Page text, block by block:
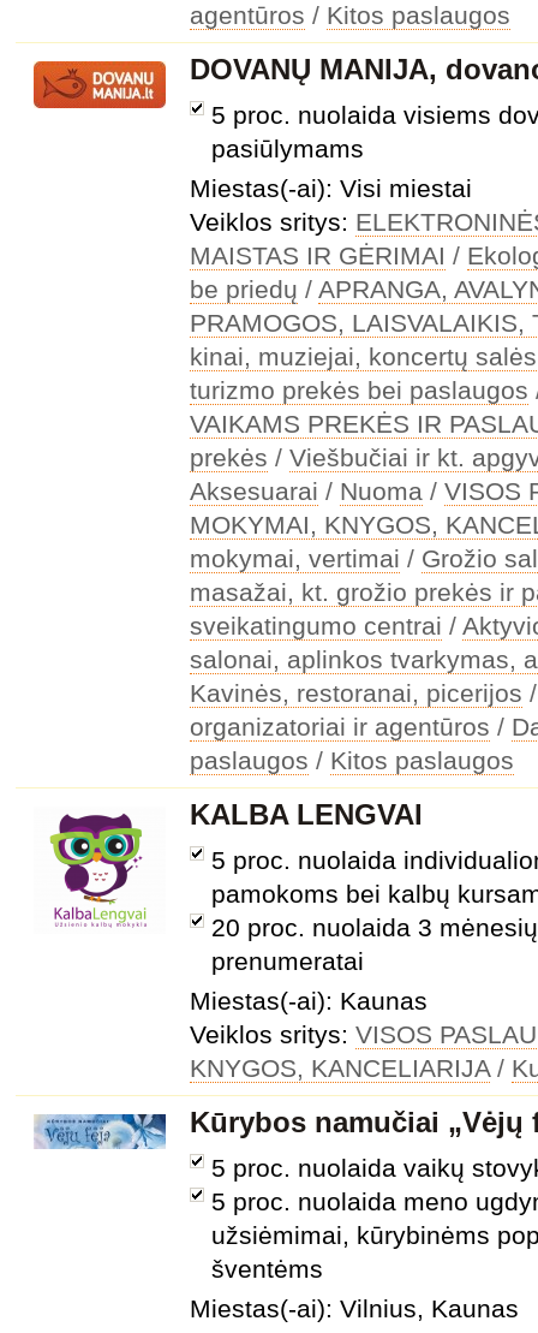
agentūros / Kitos paslaugos
DOVANŲ MANIJA,
5 proc. nuolaida visiems
pasiūlymams
Miestas(-ai): Visi miestai
Veiklos sritys:
MAISTAS IR GĖRIMAI /
be priedų / APRANGA,
PRAMOGOS, LAISVALAIKIS,
kinai, muziejai, koncertų salės
turizmo prekės bei paslaugos
VAIKAMS PREKĖS IR
prekės / Viešbučiai ir kt.
Aksesuarai / Nuoma / VISOS
MOKYMAI, KNYGOS,
mokymai, vertimai / Grožio
masažai, kt. grožio prekės ir
sveikatingumo centrai /
salonai, aplinkos tvarkymas,
Kavinės, restoranai, picerijos
organizatoriai ir agentūros /
paslaugos / Kitos paslaugos
KALBA LENGVAI
5 proc. nuolaida
pamokoms bei kalbų
20 proc. nuolaida 3
prenumeratai
Miestas(-ai): Kaunas
Veiklos sritys: VISOS
KNYGOS, KANCELIARIJA/
Kūrybos namučiai „Vėjų
5 proc. nuolaida vaikų
5 proc. nuolaida meno
užsiėmimai, kūrybinėms
šventėms
Miestas(-ai): Vilnius, Kaunas